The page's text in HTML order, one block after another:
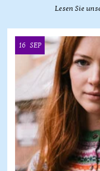
Lesen Sie
16 SEP